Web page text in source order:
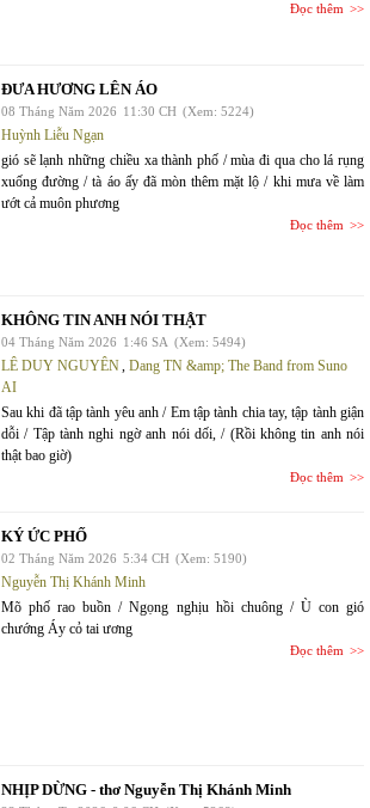
Đọc thêm
ĐƯA HƯƠNG LÊN ÁO
08 Tháng Năm 2026 11:30 CH (Xem: 5224)
Huỳnh Liễu Ngạn
gió sẽ lạnh những chiều xa thành phố / mùa đi qua cho lá rụng
xuống đường / tà áo ấy đã mòn thêm mặt lộ / khi mưa về làm
ướt cả muôn phương
Đọc thêm
KHÔNG TIN ANH NÓI THẬT
04 Tháng Năm 2026 1:46 SA (Xem: 5494)
LÊ DUY NGUYÊN, Dang TN &amp; The Band from Suno
AI
Sau khi đã tập tành yêu anh / Em tập tành chia tay, tập tành giận
dỗi / Tập tành nghi ngờ anh nói dối, / (Rồi không tin anh nói
thật bao giờ)
Đọc thêm
KÝ ỨC PHỐ
02 Tháng Năm 2026 5:34 CH (Xem: 5190)
Nguyễn Thị Khánh Minh
Mõ phố rao buồn / Ngọng nghịu hồi chuông / Ù con gió
chướng Áy cỏ tai ương
Đọc thêm
NHỊP DỪNG - thơ Nguyễn Thị Khánh Minh